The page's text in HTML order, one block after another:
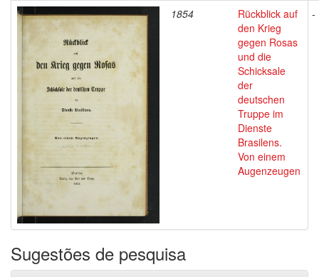
1854
Rückblick auf
den Krieg
gegen Rosas
und die
Schicksale
der
deutschen
Truppe im
Dienste
Brasilens.
Von einem
Augenzeugen
-
Sugestões de pesquisa